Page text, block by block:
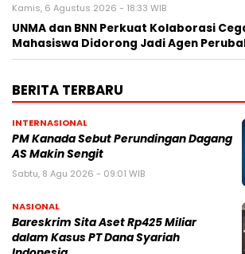
Kamis, 6 Agustus 2026 - 18:33 WIB
UNMA dan BNN Perkuat Kolaborasi
Mahasiswa Didorong Jadi Agen
BERITA TERBARU
INTERNASIONAL
PM Kanada Sebut Perundingan Dagang
AS Makin Sengit
Sabtu, 8 Agu 2026 - 09:01 WIB
NASIONAL
Bareskrim Sita Aset Rp425 Miliar
dalam Kasus PT Dana Syariah